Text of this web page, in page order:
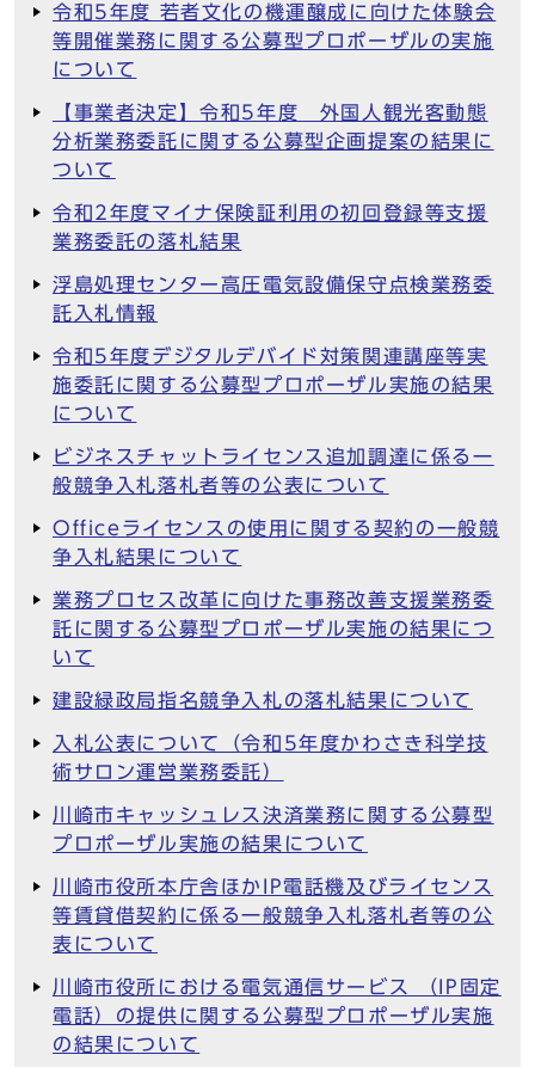
令和5年度 若者文化の機運醸成に向けた体験会
等開催業務に関する公募型プロポーザルの実施
について
【事業者決定】令和5年度 外国人観光客動態
分析業務委託に関する公募型企画提案の結果に
ついて
令和2年度マイナ保険証利用の初回登録等支援
業務委託の落札結果
浮島処理センター高圧電気設備保守点検業務委
託入札情報
令和5年度デジタルデバイド対策関連講座等実
施委託に関する公募型プロポーザル実施の結果
について
ビジネスチャットライセンス追加調達に係る一
般競争入札落札者等の公表について
Officeライセンスの使用に関する契約の一般競
争入札結果について
業務プロセス改革に向けた事務改善支援業務委
託に関する公募型プロポーザル実施の結果につ
いて
建設緑政局指名競争入札の落札結果について
入札公表について（令和5年度かわさき科学技
術サロン運営業務委託）
川崎市キャッシュレス決済業務に関する公募型
プロポーザル実施の結果について
川崎市役所本庁舎ほかIP電話機及びライセンス
等賃貸借契約に係る一般競争入札落札者等の公
表について
川崎市役所における電気通信サービス （IP固定
電話）の提供に関する公募型プロポーザル実施
の結果について